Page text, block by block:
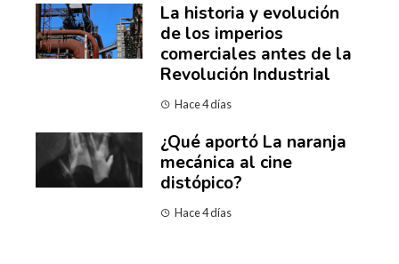
La historia y evolución
de los imperios
comerciales antes de la
Revolución Industrial
Hace 4 días
¿Qué aportó La naranja
mecánica al cine
distópico?
Hace 4 días